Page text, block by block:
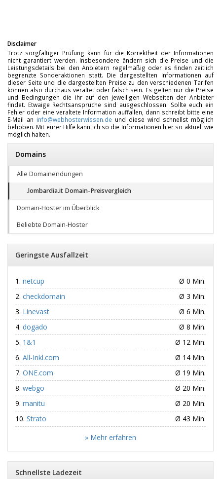
Disclaimer
Trotz sorgfältiger Prüfung kann für die Korrektheit der Informationen
nicht garantiert werden. Insbesondere ändern sich die Preise und die
Leistungsdetails bei den Anbietern regelmäßig oder es finden zeitlich
begrenzte Sonderaktionen statt. Die dargestellten Informationen auf
dieser Seite und die dargestellten Preise zu den verschiedenen Tarifen
können also durchaus veraltet oder falsch sein. Es gelten nur die Preise
und Bedingungen die ihr auf den jeweiligen Webseiten der Anbieter
findet. Etwaige Rechtsansprüche sind ausgeschlossen. Sollte euch ein
Fehler oder eine veraltete Information auffallen, dann schreibt bitte eine
E-Mail an info@webhosterwissen.de und diese wird schnellst möglich
behoben. Mit eurer Hilfe kann ich so die Informationen hier so aktuell wie
möglich halten.
Domains
Alle Domainendungen
.lombardia.it Domain-Preisvergleich
Domain-Hoster im Überblick
Beliebte Domain-Hoster
Geringste Ausfallzeit
netcup
Ø 0 Min.
checkdomain
Ø 3 Min.
Linevast
Ø 6 Min.
dogado
Ø 8 Min.
1&1
Ø 12 Min.
All-Inkl.com
Ø 14 Min.
ONE.com
Ø 19 Min.
webgo
Ø 20 Min.
manitu
Ø 20 Min.
Strato
Ø 43 Min.
» Mehr erfahren
Schnellste Ladezeit